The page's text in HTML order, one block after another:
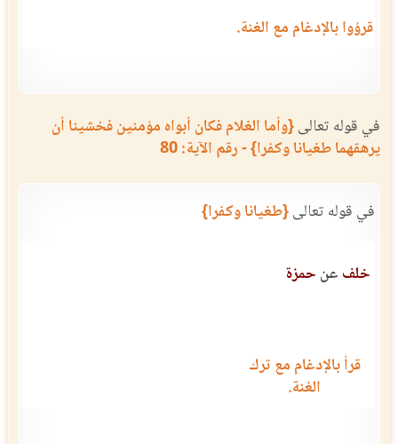
قرؤوا بالإدغام مع الغنة.
في قوله تعالى{وأما الغلام فكان أبواه مؤمنين فخشينا أن
يرهقهما طغيانا وكفرا} - رقم الآية: 80
في قوله تعالى{طغيانا وكفرا}
خلف عن حمزة
قرأ بالإدغام مع ترك
الغنة.